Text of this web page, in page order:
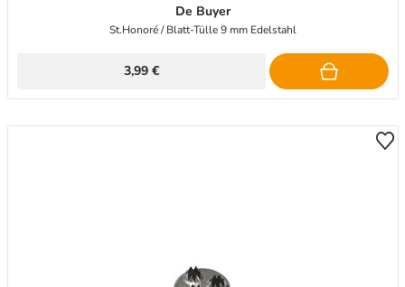
De Buyer
St.Honoré / Blatt-Tülle 9 mm Edelstahl
3,99 €